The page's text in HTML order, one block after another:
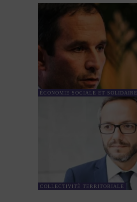
ÉCONOMIE SOCIALE ET SOLIDAIRE
COLLECTIVITÉ TERRITORIALE